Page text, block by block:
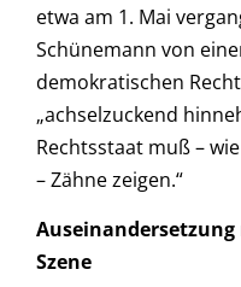
etwa am 1. Mai
Schünemann von
demokratischen
„achselzuckend
Rechtsstaat muß –
– Zähne zeigen.“
Szene